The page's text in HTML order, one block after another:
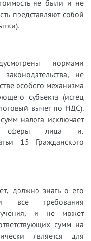
не были и не
представляют собой
нормами
не
особого механизма
субъекта (истец
вычет по НДС).
налога исключает
сферы лица и,
15 Гражданского
должно знать о его
все требования
и не может
сумм на
является для